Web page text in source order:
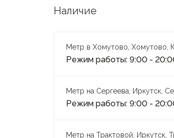
Наличие
Метр в Хомутово, Хомутово,
Режим работы: 9:00 -
Метр на Сергеева, Иркутск,
Режим работы: 9:00 -
Метр на Трактовой, Иркутск,